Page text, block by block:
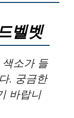
벨벳
소가 들
. 궁금한
바랍니